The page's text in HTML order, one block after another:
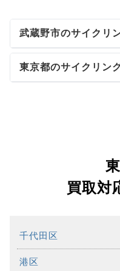
武蔵野市のサイクリ
東京都のサイクリン
買取対
千代田区
港区